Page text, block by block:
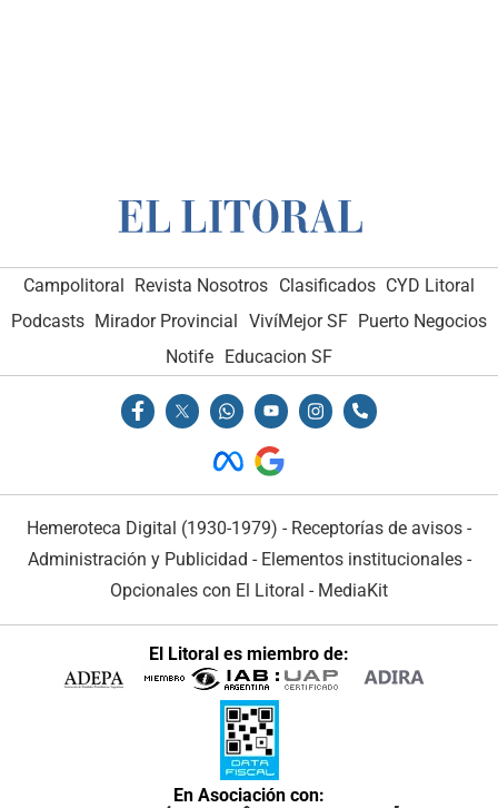
Campolitoral Revista Nosotros Clasificados CYD Litoral
Podcasts Mirador Provincial VivíMejor SF Puerto Negocios
Notife Educacion SF
Hemeroteca Digital (1930-1979) - Receptorías de avisos -
Administración y Publicidad - Elementos institucionales-
Opcionales con El Litoral - MediaKit
El Litoral es miembro de:
En Asociación con: